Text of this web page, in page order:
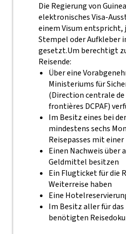
Die Regierung von
elektronisches Visa-
einem Visum entspricht,
Stempel oder Aufkleber
gesetzt.Um berechtigt
Reisende:
Über eine
Ministeriums für
(Direction centrale de
frontières DCPAF)
Im Besitz eines bei
mindestens sechs
Reisepasses mit
Einen Nachweis über
Geldmittel besitzen
Ein Flugticket für die
Weiterreise haben
Eine
Im Besitz aller für
benötigten